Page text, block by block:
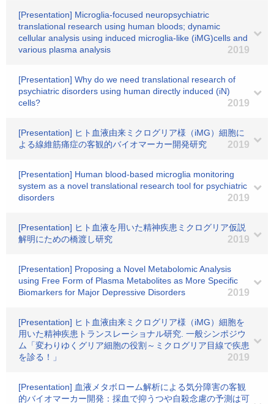
[Presentation] Microglia-focused neuropsychiatric
translational research using human bloods; dynamic
cellular analysis using induced microglia-like (iMG)cells and
various plasma analysis
2019
[Presentation] Why do we need translational research of
psychiatric disorders using human directly induced (iN)
cells?
2019
[Presentation] ヒト血液由来ミクログリア様（iMG）細胞に
よる線維筋痛症の客観的バイオマーカー開発研究
2019
[Presentation] Human blood-based microglia monitoring
system as a novel translational research tool for psychiatric
disorders
2019
[Presentation] ヒト血液を用いた精神疾患ミクログリア仮説
解明にための橋渡し研究
2019
[Presentation] Proposing a Novel Metabolomic Analysis
using Free Form of Plasma Metabolites as More Specific
Biomarkers for Major Depressive Disorders
2019
[Presentation] ヒト血液由来ミクログリア様（iMG）細胞を
用いた精神疾患トランスレーショナル研究. 一般シンポジウ
ム「変わりゆくグリア細胞の役割～ミクログリア目線で疾患
を診る！」
2019
[Presentation] 血液メタボローム解析による気分障害の客観
的バイオマーカー開発：採血で抑うつや自殺念慮の予測は可